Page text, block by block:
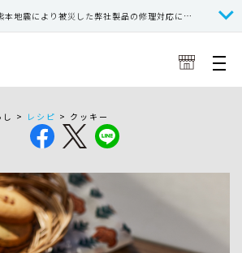
地震により被災した弊社製品の修理対応につきまして
し > レシピ > クッキー